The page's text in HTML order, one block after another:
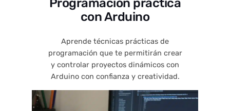
con Arduino
Aprende técnicas prácticas de
programación que te permitirán crear
y controlar proyectos dinámicos con
Arduino con confianza y creatividad.